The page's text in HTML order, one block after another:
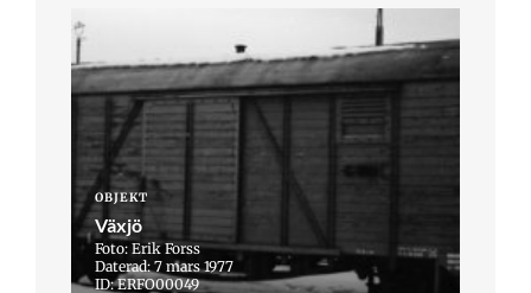
OBJEKT
Växjö
Foto: Erik Forss
Daterad: 7 mars 1977
ID: ERFO00049